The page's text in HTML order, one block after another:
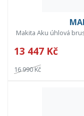
Makita Aku úhlová
13 447 Kč
16 990 Kč